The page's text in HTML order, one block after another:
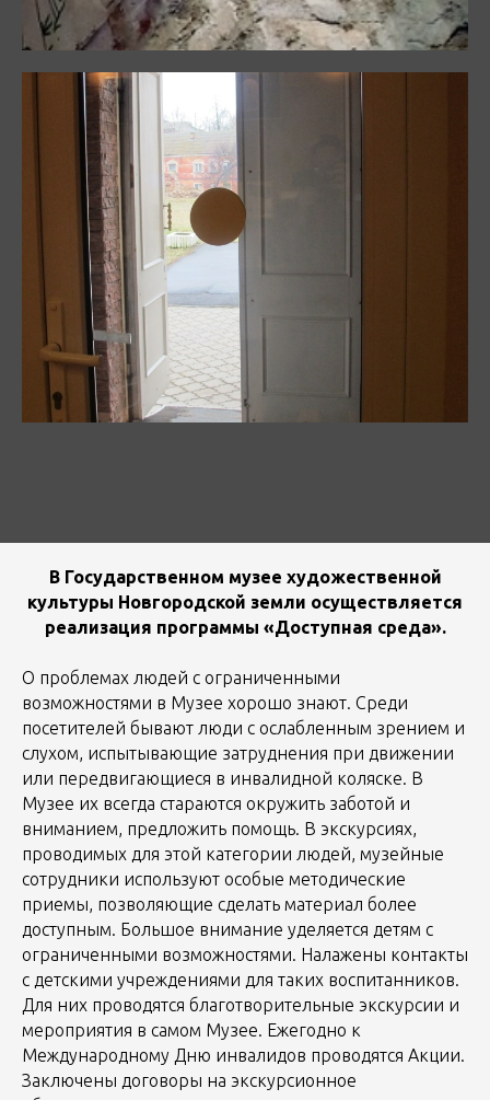
В Государственном музее художественной
культуры Новгородской земли осуществляется
реализация программы «Доступная среда».
О проблемах людей с ограниченными
возможностями в Музее хорошо знают. Среди
посетителей бывают люди с ослабленным зрением и
слухом, испытывающие затруднения при движении
или передвигающиеся в инвалидной коляске. В
Музее их всегда стараются окружить заботой и
вниманием, предложить помощь. В экскурсиях,
проводимых для этой категории людей, музейные
сотрудники используют особые методические
приемы, позволяющие сделать материал более
доступным. Большое внимание уделяется детям с
ограниченными возможностями. Налажены контакты
с детскими учреждениями для таких воспитанников.
Для них проводятся благотворительные экскурсии и
мероприятия в самом Музее. Ежегодно к
Международному Дню инвалидов проводятся Акции.
Заключены договоры на экскурсионное